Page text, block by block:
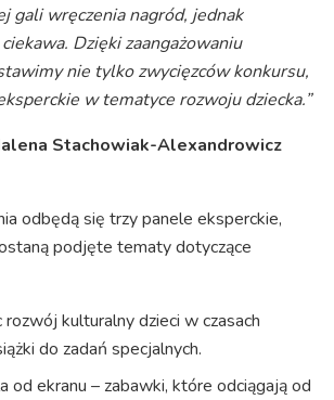
gali wręczenia nagród, jednak
Dzięki zaangażowaniu
nie tylko zwycięzców konkursu,
w tematyce rozwoju dziecka.”
Stachowiak-Alexandrowicz
odbędą się trzy panele eksperckie,
podjęte tematy dotyczące
rozwój kulturalny dzieci w czasach
do zadań specjalnych.
od ekranu – zabawki, które odciągają od